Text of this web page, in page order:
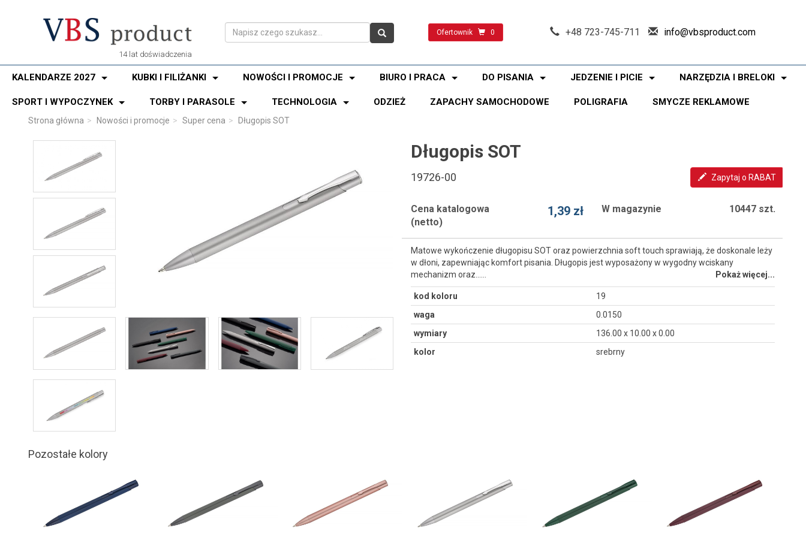
14 lat doświadczenia
Ofertownik 0 +48 723-745-711 info@vbsproduct.com
KALENDARZE 2027 KUBKI I FILIŻANKI NOWOŚCI I PROMOCJE BIURO I PRACA DO PISANIA JEDZENIE I PICIE NARZĘDZIA I BRELOKI
SPORT I WYPOCZYNEK TORBY I PARASOLE TECHNOLOGIA ODZIEŻ ZAPACHY SAMOCHODOWE POLIGRAFIA SMYCZE REKLAMOWE
Strona główna Nowości i promocje Super cena Długopis SOT
Długopis SOT
19726-00 Zapytaj o RABAT
Cena katalogowa
(netto)
1,39 zł W magazynie 10447 szt.
Matowe wykończenie długopisu SOT oraz powierzchnia soft touch sprawiają, że doskonale leży
w dłoni, zapewniając komfort pisania. Długopis jest wyposażony w wygodny wciskany
mechanizm oraz...…
Pokaż więcej...
kod koloru
19
waga
0.0150
wymiary
136.00 x 10.00 x 0.00
kolor
srebrny
Pozostałe kolory